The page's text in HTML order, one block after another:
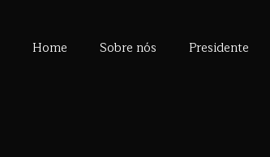
Home Sobre nós Presidente